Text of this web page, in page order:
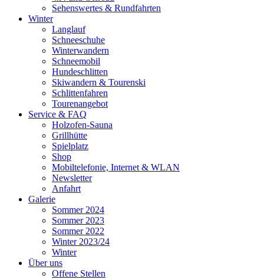
Sehenswertes & Rundfahrten
Winter
Langlauf
Schneeschuhe
Winterwandern
Schneemobil
Hundeschlitten
Skiwandern & Tourenski
Schlittenfahren
Tourenangebot
Service & FAQ
Holzofen-Sauna
Grillhütte
Spielplatz
Shop
Mobiltelefonie, Internet & WLAN
Newsletter
Anfahrt
Galerie
Sommer 2024
Sommer 2023
Sommer 2022
Winter 2023/24
Winter
Über uns
Offene Stellen